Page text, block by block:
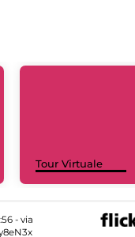
Tour Virtuale